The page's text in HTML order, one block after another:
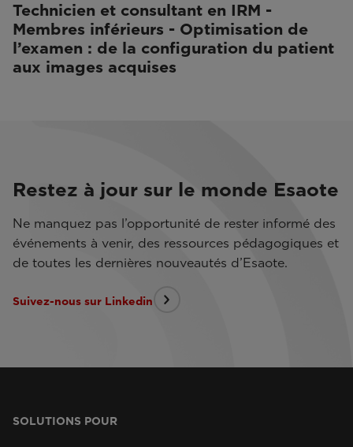
Technicien et consultant en IRM -
Membres inférieurs - Optimisation de
l’examen : de la configuration du patient
aux images acquises
Restez à jour sur le monde Esaote
Ne manquez pas l’opportunité de rester informé des
événements à venir, des ressources pédagogiques et
de toutes les dernières nouveautés d’Esaote.
Suivez-nous sur Linkedin
SOLUTIONS POUR